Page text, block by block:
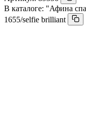
В каталоге: "Афина
1655/selfie brilliant